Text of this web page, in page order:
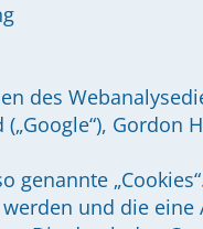
des
Gordon
genannte
und die eine